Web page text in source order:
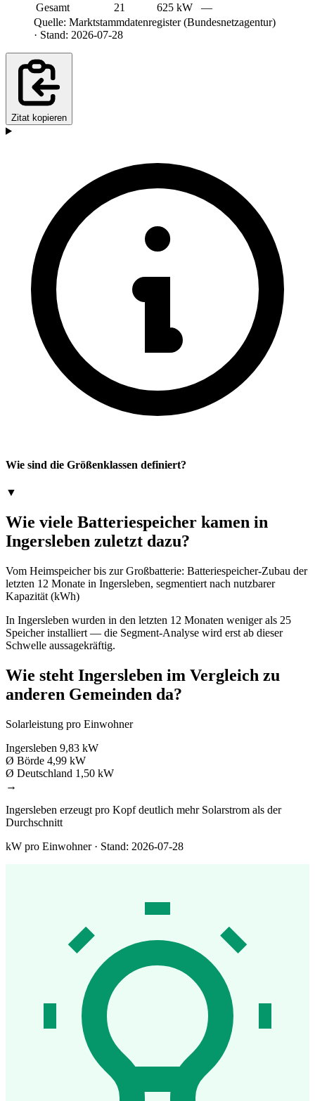
Gesamt
21 625 kW
—
Quelle: Marktstammdatenregister (Bundesnetzagentur)
· Stand: 2026-07-28
Zitat kopieren
Wie sind die Größenklassen definiert?
▼
Wie viele Batteriespeicher kamen in
Ingersleben zuletzt dazu?
Vom Heimspeicher bis zur Großbatterie: Batteriespeicher-Zubau der
letzten 12 Monate in Ingersleben, segmentiert nach nutzbarer
Kapazität (kWh)
In Ingersleben wurden in den letzten 12 Monaten weniger als 25
Speicher installiert — die Segment-Analyse wird erst ab dieser
Schwelle aussagekräftig.
Wie steht Ingersleben im Vergleich zu
anderen Gemeinden da?
Solarleistung pro Einwohner
Ingersleben 9,83 kW
Ø Börde 4,99 kW
Ø Deutschland 1,50 kW
→
Ingersleben erzeugt pro Kopf deutlich mehr Solarstrom als der
Durchschnitt
kW pro Einwohner · Stand: 2026-07-28